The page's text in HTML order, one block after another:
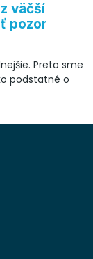
väčší
pozor
Preto sme
podstatné o